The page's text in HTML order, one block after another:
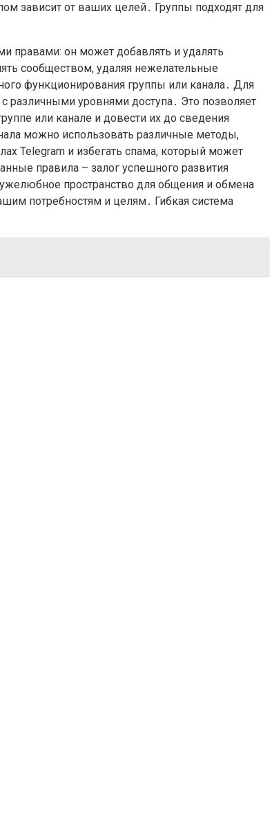
зависит от ваших целей․ Группы подходят для
правами: он может добавлять и удалять
сообществом, удаляя нежелательные
функционирования группы или канала․ Для
различными уровнями доступа․ Это позволяет
или канале и довести их до сведения
можно использовать различные методы,
Telegram и избегать спама, который может
правила – залог успешного развития
пространство для общения и обмена
потребностям и целям․ Гибкая система